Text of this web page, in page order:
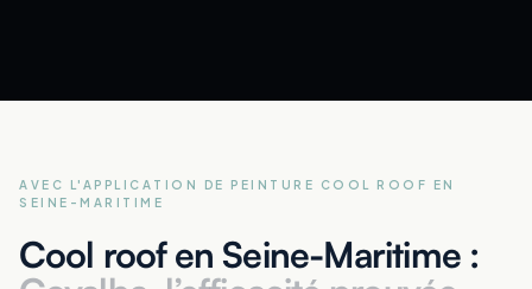
AVEC L'APPLICATION DE PEINTURE COOL ROOF
EN
SEINE-MARITIME
Cool roof en Seine-Maritime :